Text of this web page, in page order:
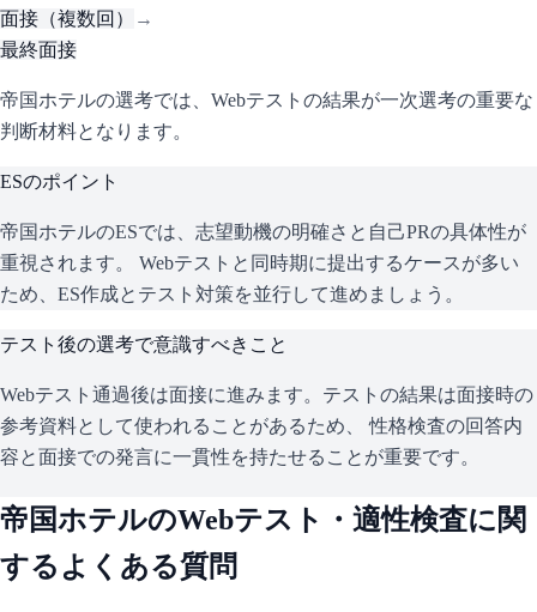
面接（複数回）
→
最終面接
帝国ホテルの選考では、Webテストの結果が一次選考の重要な
判断材料となります。
ESのポイント
帝国ホテルのESでは、志望動機の明確さと自己PRの具体性が
重視されます。 Webテストと同時期に提出するケースが多い
ため、ES作成とテスト対策を並行して進めましょう。
テスト後の選考で意識すべきこと
Webテスト通過後は面接に進みます。テストの結果は面接時の
参考資料として使われることがあるため、 性格検査の回答内
容と面接での発言に一貫性を持たせることが重要です。
帝国ホテルのWebテスト・適性検査に関
するよくある質問